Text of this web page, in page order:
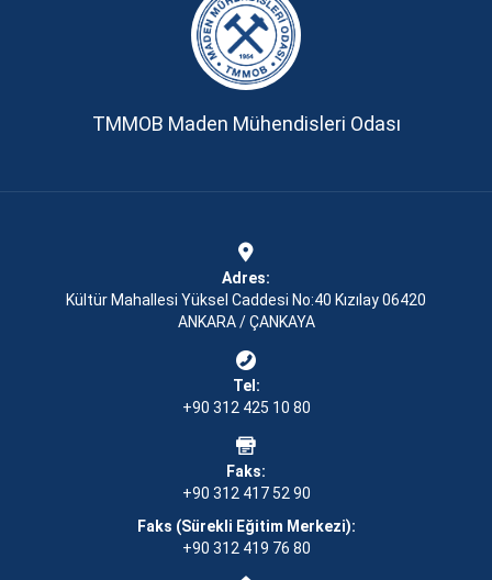
TMMOB Maden Mühendisleri Odası
Adres:
Kültür Mahallesi Yüksel Caddesi No:40 Kızılay 06420
ANKARA / ÇANKAYA
Tel:
+90 312 425 10 80
Faks:
+90 312 417 52 90
Faks (Sürekli Eğitim Merkezi):
+90 312 419 76 80